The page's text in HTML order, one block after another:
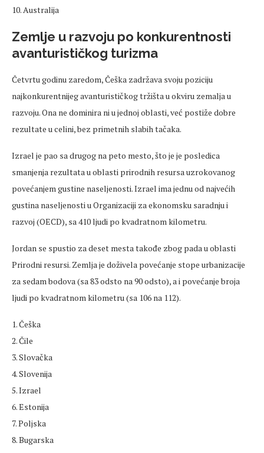
10. Australija
Zemlje u razvoju po konkurentnosti
avanturističkog turizma
Četvrtu godinu zaredom, Češka zadržava svoju poziciju
najkonkurentnijeg avanturističkog tržišta u okviru zemalja u
razvoju. Ona ne dominira ni u jednoj oblasti, već postiže dobre
rezultate u celini, bez primetnih slabih tačaka.
Izrael je pao sa drugog na peto mesto, što je je posledica
smanjenja rezultata u oblasti prirodnih resursa uzrokovanog
povećanjem gustine naseljenosti. Izrael ima jednu od najvećih
gustina naseljenosti u Organizaciji za ekonomsku saradnju i
razvoj (OECD), sa 410 ljudi po kvadratnom kilometru.
Jordan se spustio za deset mesta takođe zbog pada u oblasti
Prirodni resursi. Zemlja je doživela povećanje stope urbanizacije
za sedam bodova (sa 83 odsto na 90 odsto), a i povećanje broja
ljudi po kvadratnom kilometru (sa 106 na 112).
1. Češka
2. Čile
3. Slovačka
4. Slovenija
5. Izrael
6. Estonija
7. Poljska
8. Bugarska